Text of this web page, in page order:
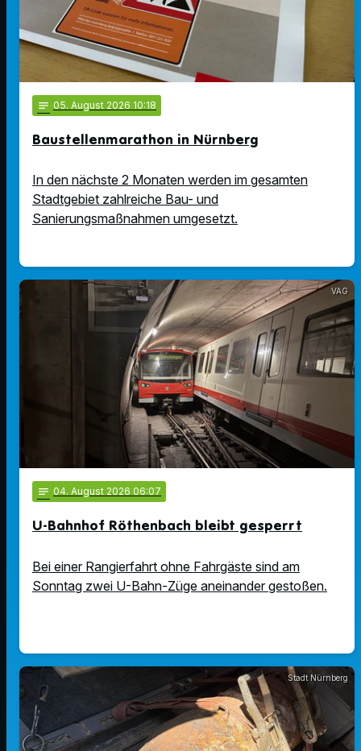
notes 05. August 2026 10:18
Baustellenmarathon in Nürnberg
In den nächste 2 Monaten werden im gesamten
Stadtgebiet zahlreiche Bau- und
Sanierungsmaßnahmen umgesetzt.
VAG
notes 04. August 2026 06:07
U-Bahnhof Röthenbach bleibt gesperrt
Bei einer Rangierfahrt ohne Fahrgäste sind am
Sonntag zwei U-Bahn-Züge aneinander gestoßen.
Stadt Nürnberg